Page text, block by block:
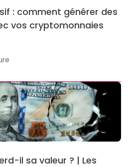
: comment générer des
vos cryptomonnaies
il sa valeur ? | Les